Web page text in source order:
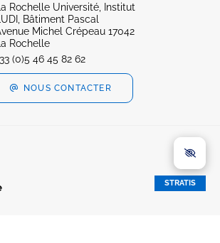
La Rochelle Université, Institut
LUDI, Bâtiment Pascal
Michel Crépeau 17042
La Rochelle
(0)5 46 45 82 62
NOUS CONTACTER
STRATIS